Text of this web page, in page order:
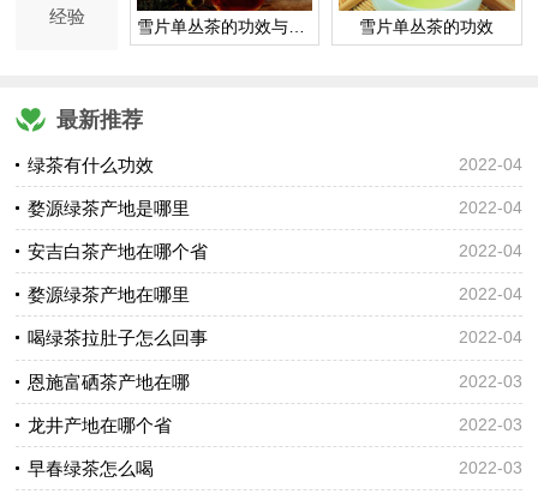
经验 雪片单丛茶的功效与作用 雪片单丛茶的功效
最新推荐
绿茶有什么功效 2022-04
婺源绿茶产地是哪里 2022-04
安吉白茶产地在哪个省 2022-04
婺源绿茶产地在哪里 2022-04
喝绿茶拉肚子怎么回事 2022-04
恩施富硒茶产地在哪 2022-03
龙井产地在哪个省 2022-03
早春绿茶怎么喝 2022-03